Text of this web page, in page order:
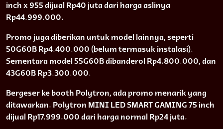
inch x 955 dijual Rp40 juta dari harga aslinya
Rp44.999.000.
Promo juga diberikan untuk model lainnya, seperti
50G60B Rp4.400.000 (belum termasuk instalasi).
Sementara model 55G60B dibanderol Rp4.800.000, dan
43G60B Rp3.300.000.
Bergeser ke booth Polytron, ada promo menarik yang
ditawarkan. Polytron MINI LED SMART GAMING 75 inch
dijual Rp17.999.000 dari harga normal Rp24 juta.